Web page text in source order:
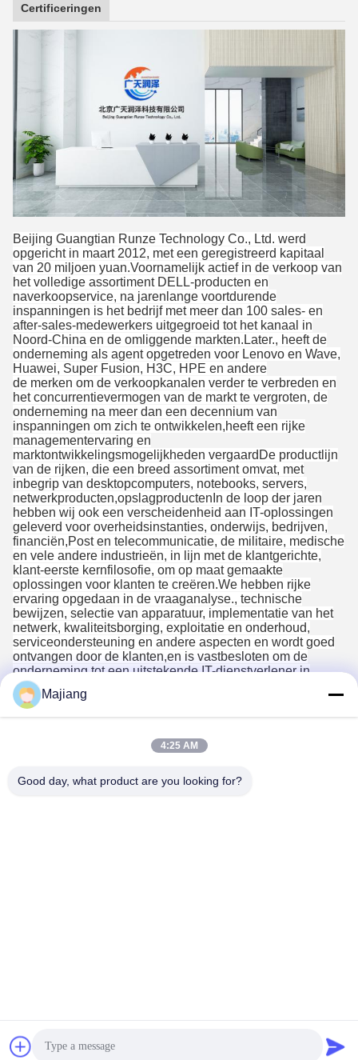
Certificeringen
Beijing Guangtian Runze Technology Co., Ltd. werd
opgericht in maart 2012, met een geregistreerd kapitaal
van 20 miljoen yuan.Voornamelijk actief in de verkoop van
het volledige assortiment DELL-producten en
naverkoopservice, na jarenlange voortdurende
inspanningen is het bedrijf met meer dan 100 sales- en
after-sales-medewerkers uitgegroeid tot het kanaal in
Noord-China en de omliggende markten.Later., heeft de
onderneming als agent opgetreden voor Lenovo en Wave,
Huawei, Super Fusion, H3C, HPE en andere
de merken om de verkoopkanalen verder te verbreden en
het concurrentievermogen van de markt te vergroten, de
onderneming na meer dan een decennium van
inspanningen om zich te ontwikkelen,heeft een rijke
managementervaring en
marktontwikkelingsmogelijkheden vergaardDe productlijn
van de rijken, die een breed assortiment omvat, met
inbegrip van desktopcomputers, notebooks, servers,
netwerkproducten,opslagproductenIn de loop der jaren
hebben wij ook een verscheidenheid aan IT-oplossingen
geleverd voor overheidsinstanties, onderwijs, bedrijven,
financiën,Post en telecommunicatie, de militaire, medische
en vele andere industrieën, in lijn met de klantgerichte,
klant-eerste kernfilosofie, om op maat gemaakte
oplossingen voor klanten te creëren.We hebben rijke
ervaring opgedaan in de vraaganalyse., technische
bewijzen, selectie van apparatuur, implementatie van het
netwerk, kwaliteitsborging, exploitatie en onderhoud,
serviceondersteuning en andere aspecten en wordt goed
ontvangen door de klanten,en is vastbesloten om de
onderneming tot een uitstekende IT-dienstverlener in
China te maken.
Majiang
4:25 AM
Good day, what product are you looking for?